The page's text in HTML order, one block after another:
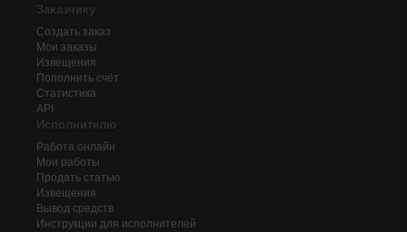
Заказчику
Создать заказ
Мои заказы
Извещения
Пополнить счёт
Статистика
API
Исполнителю
Работа онлайн
Мои работы
Продать статью
Извещения
Вывод средств
Инструкции для исполнителей